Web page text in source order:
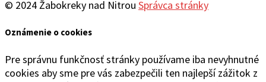
© 2024 Žabokreky nad Nitrou Správca stránky
Oznámenie o cookies
Pre správnu funkčnosť stránky používame iba nevyhnutné
cookies aby sme pre vás zabezpečili ten najlepší zážitok z